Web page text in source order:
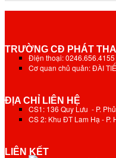
TRƯỜNG CĐ PHÁT
Điện thoại:
Cơ quan chủ quản: ĐÀI
ĐỊA CHỈ LIÊN HỆ
CS1: 136 Quy Lưu - P.
CS 2: Khu ĐT Lam Hạ - P.
LIÊN KẾT